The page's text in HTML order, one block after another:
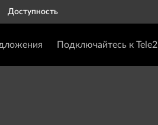
Доступность
Подключайтесь к Tele2